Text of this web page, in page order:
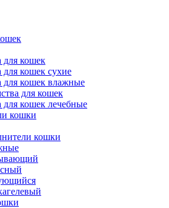
для кошек
для кошек сухие
для кошек влажные
для кошек
для кошек лечебные
кошки
кошки